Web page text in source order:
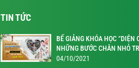
TIN TỨC
BẾ GIẢNG KHÓA HỌC “DIỆN
NHỮNG BƯỚC CHÂN NHỎ
TRÌNH KỲ DIỆU
04/10/2021